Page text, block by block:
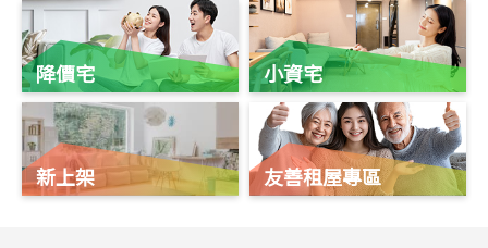
降價宅
新上架
小資宅
友善租屋專區